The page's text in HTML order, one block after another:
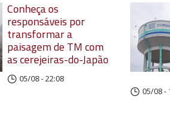
Conheça os
responsáveis por
transformar a
paisagem de TM com
as cerejeiras-do-Japão
05/08 - 22:08
05/08 -